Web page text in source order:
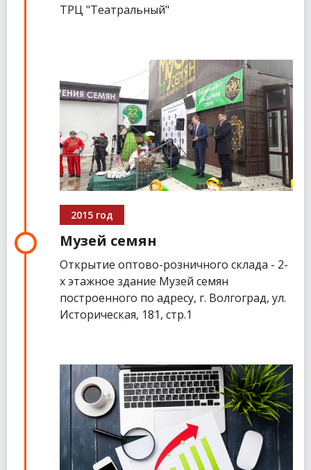
ТРЦ "Театральный"
2015 год
Музей семян
Открытие оптово-розничного склада - 2-
х этажное здание Музей семян
построенного по адресу, г. Волгоград, ул.
Историческая, 181, стр.1